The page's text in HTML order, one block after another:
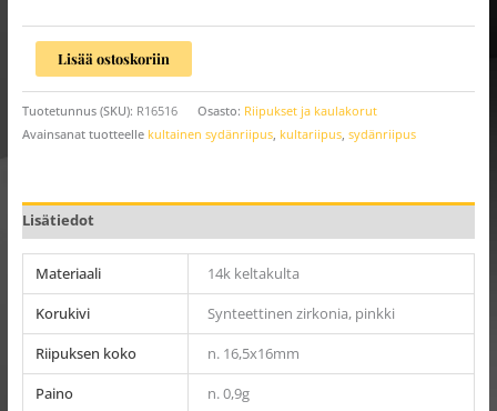
Lisää ostoskoriin
Tuotetunnus (SKU): R16516 Osasto: Riipukset ja kaulakorut
Avainsanat tuotteelle kultainen sydänriipus, kultariipus, sydänriipus
Lisätiedot
Materiaali
14k keltakulta
Korukivi
Synteettinen zirkonia, pinkki
Riipuksen koko
n. 16,5x16mm
Paino
n. 0,9g